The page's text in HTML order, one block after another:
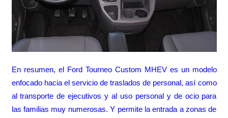
En resumen, el Ford Tourneo Custom MHEV es un modelo
enfocado hacia el servicio de traslados de personal, así como
al transporte de ejecutivos y al uso personal y de ocio para
las familias muy numerosas. Y permite la entrada a zonas de